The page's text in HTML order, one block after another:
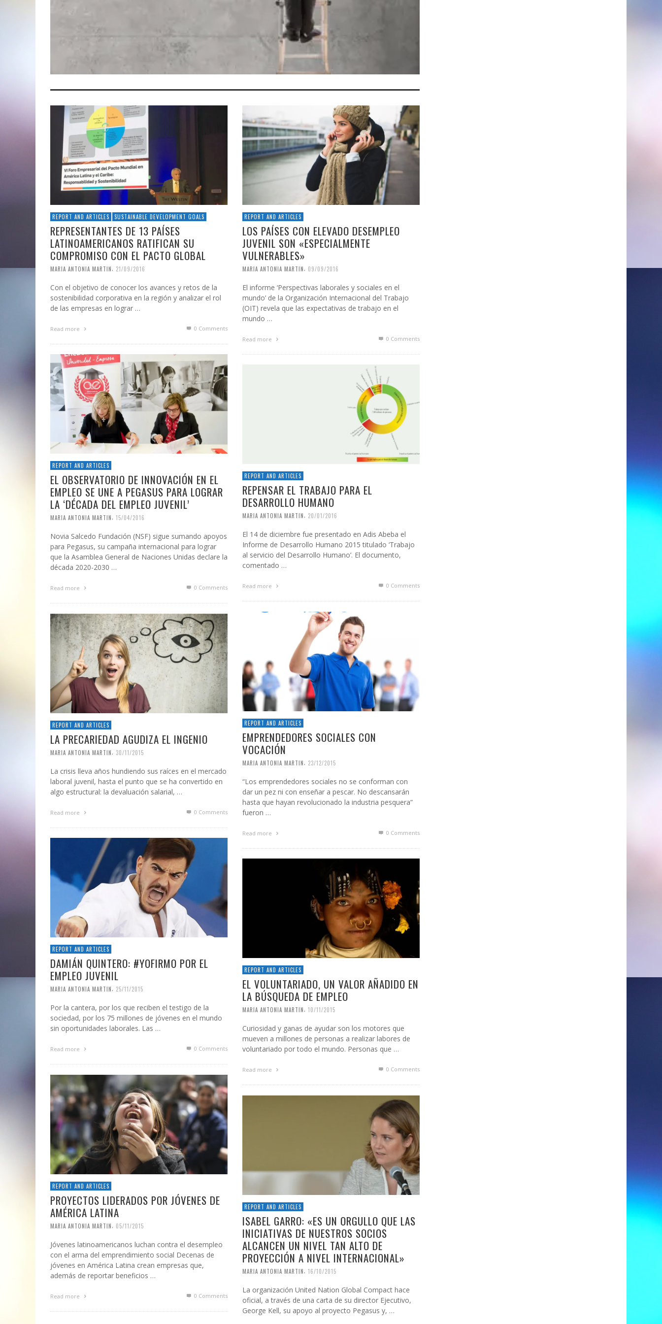
REPORT AND ARTICLES SUSTAINABLE DEVELOPMENT GOALS
REPRESENTANTES DE 13 PAÍSES
LATINOAMERICANOS RATIFICAN SU
COMPROMISO CON EL PACTO GLOBAL
MARIA ANTONIA MARTIN 21/09/2016
Con el objetivo de conocer los avances y retos de la
sostenibilidad corporativa en la región y analizar el rol
de las empresas en lograr …
Read more 0 Comments
REPORT AND ARTICLES
LOS PAÍSES CON ELEVADO DESEMPLEO
JUVENIL SON «ESPECIALMENTE
VULNERABLES»
MARIA ANTONIA MARTIN 09/09/2016
El informe ‘Perspectivas laborales y sociales en el
mundo’ de la Organización Internacional del Trabajo
(OIT) revela que las expectativas de trabajo en el
mundo …
Read more 0 Comments
REPORT AND ARTICLES
EL OBSERVATORIO DE INNOVACIÓN EN EL
EMPLEO SE UNE A PEGASUS PARA LOGRAR
LA ‘DÉCADA DEL EMPLEO JUVENIL’
MARIA ANTONIA MARTIN 15/04/2016
Novia Salcedo Fundación (NSF) sigue sumando apoyos
para Pegasus, su campaña internacional para lograr
que la Asamblea General de Naciones Unidas declare la
década 2020-2030 …
Read more 0 Comments
REPORT AND ARTICLES
REPENSAR EL TRABAJO PARA EL
DESARROLLO HUMANO
MARIA ANTONIA MARTIN 20/01/2016
El 14 de diciembre fue presentado en Adis Abeba el
Informe de Desarrollo Humano 2015 titulado ‘Trabajo
al servicio del Desarrollo Humano’. El documento,
comentado …
Read more 0 Comments
REPORT AND ARTICLES
EMPRENDEDORES SOCIALES CON
VOCACIÓN
MARIA ANTONIA MARTIN 23/12/2015
“Los emprendedores sociales no se conforman con
dar un pez ni con enseñar a pescar. No descansarán
hasta que hayan revolucionado la industria pesquera”
fueron …
Read more 0 Comments
REPORT AND ARTICLES
LA PRECARIEDAD AGUDIZA EL INGENIO
MARIA ANTONIA MARTIN 30/11/2015
La crisis lleva años hundiendo sus raíces en el mercado
laboral juvenil, hasta el punto que se ha convertido en
algo estructural: la devaluación salarial, …
Read more 0 Comments
REPORT AND ARTICLES
DAMIÁN QUINTERO: #YOFIRMO POR EL
EMPLEO JUVENIL
MARIA ANTONIA MARTIN 25/11/2015
Por la cantera, por los que reciben el testigo de la
sociedad, por los 75 millones de jóvenes en el mundo
sin oportunidades laborales. Las …
Read more 0 Comments
REPORT AND ARTICLES
EL VOLUNTARIADO, UN VALOR AÑADIDO EN
LA BÚSQUEDA DE EMPLEO
MARIA ANTONIA MARTIN 10/11/2015
Curiosidad y ganas de ayudar son los motores que
mueven a millones de personas a realizar labores de
voluntariado por todo el mundo. Personas que …
Read more 0 Comments
REPORT AND ARTICLES
PROYECTOS LIDERADOS POR JÓVENES DE
AMÉRICA LATINA
MARIA ANTONIA MARTIN 05/11/2015
Jóvenes latinoamericanos luchan contra el desempleo
con el arma del emprendimiento social Decenas de
jóvenes en América Latina crean empresas que,
además de reportar beneficios …
Read more 0 Comments
REPORT AND ARTICLES
ISABEL GARRO: «ES UN ORGULLO QUE LAS
INICIATIVAS DE NUESTROS SOCIOS
ALCANCEN UN NIVEL TAN ALTO DE
PROYECCIÓN A NIVEL INTERNACIONAL»
MARIA ANTONIA MARTIN 16/10/2015
La organización United Nation Global Compact hace
oficial, a través de una carta de su director Ejecutivo,
George Kell, su apoyo al proyecto Pegasus y, …